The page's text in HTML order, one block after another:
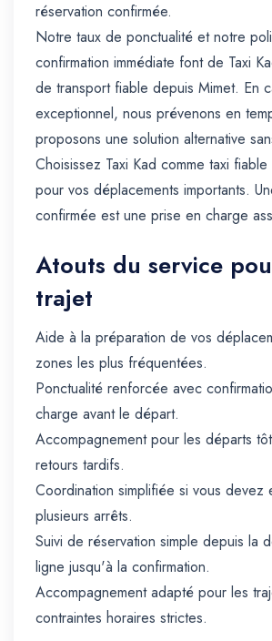
réservation confirmée.
Notre taux de ponctualité et notre
confirmation immédiate font de Taxi
de transport fiable depuis Mimet. En
exceptionnel, nous prévenons en
proposons une solution alternative
Choisissez Taxi Kad comme taxi
pour vos déplacements importants.
confirmée est une prise en charge
Atouts du service
trajet
Aide à la préparation de vos
zones les plus fréquentées.
Ponctualité renforcée avec
charge avant le départ.
Accompagnement pour les départs
retours tardifs.
Coordination simplifiée si vous devez
plusieurs arrêts.
Suivi de réservation simple depuis la
ligne jusqu'à la confirmation.
Accompagnement adapté pour les
contraintes horaires strictes.